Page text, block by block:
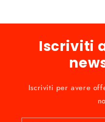
Iscriviti
Iscriviti per avere